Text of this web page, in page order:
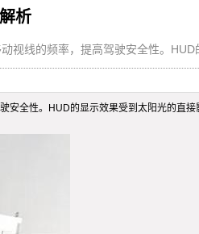
析
视线的频率，提高驾驶安全性。HUD
安全性。HUD的显示效果受到太阳光的直